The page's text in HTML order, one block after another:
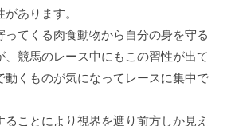
あります。
ってくる肉食動物から自分の身を守る
、競馬のレース中にもこの習性が出て
動くものが気になってレースに集中で
ことにより視界を遮り前方しか見え